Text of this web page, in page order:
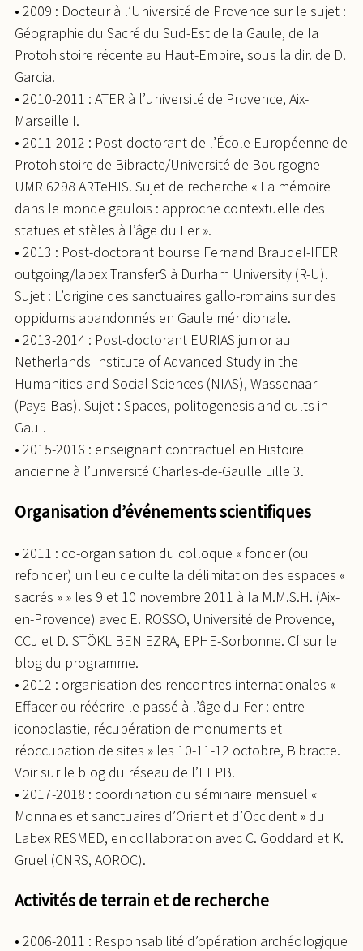
• 2009 : Docteur à l’Université de Provence sur le sujet :
Géographie du Sacré du Sud-Est de la Gaule, de la
Protohistoire récente au Haut-Empire, sous la dir. de D.
Garcia.
• 2010-2011 : ATER à l’université de Provence, Aix-
Marseille I.
• 2011-2012 : Post-doctorant de l’École Européenne de
Protohistoire de Bibracte/Université de Bourgogne –
UMR 6298 ARTeHIS. Sujet de recherche « La mémoire
dans le monde gaulois : approche contextuelle des
statues et stèles à l’âge du Fer ».
• 2013 : Post-doctorant bourse Fernand Braudel-IFER
outgoing/labex TransferS à Durham University (R-U).
Sujet : L’origine des sanctuaires gallo-romains sur des
oppidums abandonnés en Gaule méridionale.
• 2013-2014 : Post-doctorant EURIAS junior au
Netherlands Institute of Advanced Study in the
Humanities and Social Sciences (NIAS), Wassenaar
(Pays-Bas). Sujet : Spaces, politogenesis and cults in
Gaul.
• 2015-2016 : enseignant contractuel en Histoire
ancienne à l’université Charles-de-Gaulle Lille 3.
Organisation d’événements scientifiques
• 2011 : co-organisation du colloque « fonder (ou
refonder) un lieu de culte la délimitation des espaces «
sacrés » » les 9 et 10 novembre 2011 à la M.M.S.H. (Aix-
en-Provence) avec E. ROSSO, Université de Provence,
CCJ et D. STÖKL BEN EZRA, EPHE-Sorbonne. Cf sur le
blog du programme.
• 2012 : organisation des rencontres internationales «
Effacer ou réécrire le passé à l’âge du Fer : entre
iconoclastie, récupération de monuments et
réoccupation de sites » les 10-11-12 octobre, Bibracte.
Voir sur le blog du réseau de l’EEPB.
• 2017-2018 : coordination du séminaire mensuel «
Monnaies et sanctuaires d’Orient et d’Occident » du
Labex RESMED, en collaboration avec C. Goddard et K.
Gruel (CNRS, AOROC).
Activités de terrain et de recherche
• 2006-2011 : Responsabilité d’opération archéologique